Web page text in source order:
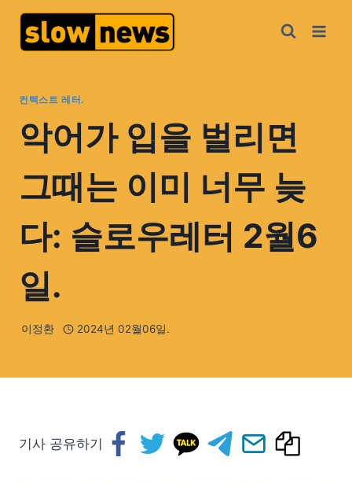
컨텍스트 레터.
악어가 입을 벌리면
그때는 이미 너무 늦
다: 슬로우레터 2월6
일.
이정환 2024년 02월06일.
기사 공유하기